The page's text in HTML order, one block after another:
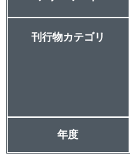
刊行物カテゴリ
年度